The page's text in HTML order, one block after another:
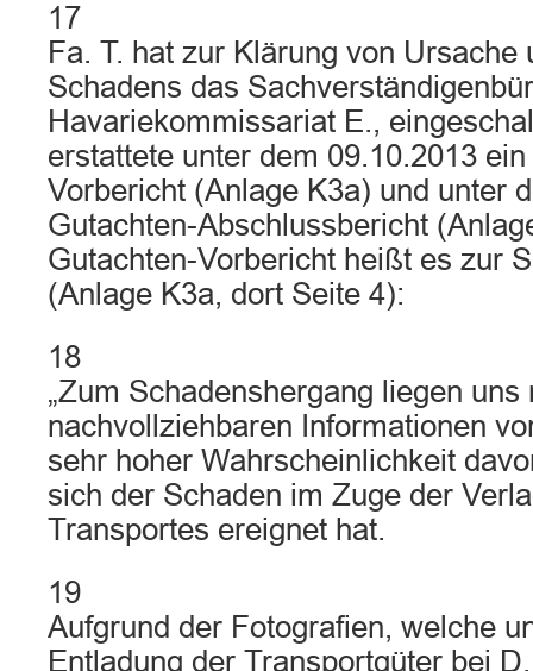
17
Fa. T. hat zur Klärung von Ursache
Schadens das
Havariekommissariat E.,
erstattete unter dem 09.10.2013
Vorbericht (Anlage K3a) und unter
Gutachten-Abschlussbericht
Gutachten-Vorbericht heißt es zur
(Anlage K3a, dort Seite 4):
18
„Zum Schadenshergang liegen
nachvollziehbaren Informationen
sehr hoher Wahrscheinlichkeit
sich der Schaden im Zuge der
Transportes ereignet hat.
19
Aufgrund der Fotografien, welche
Entladung der Transportgüter bei